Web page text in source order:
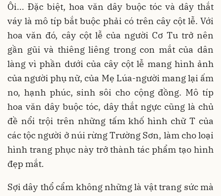
Ôi... Đặc biệt, hoa văn dây buộc tóc và dây thắt
váy là mô típ bắt buộc phải có trên cây cột lễ. Với
hoa văn đó, cây cột lễ của người Cơ Tu trở nên
gần gũi và thiêng liêng trong con mắt của dân
làng vì phần dưới của cây cột lễ mang hình ảnh
của người phụ nữ, của Mẹ Lúa-người mang lại ấm
no, hạnh phúc, sinh sôi cho cộng đồng. Mô típ
hoa văn dây buộc tóc, dây thắt ngực cũng là chủ
đề nổi trội trên những tấm khố hình chữ T của
các tộc người ở núi rừng Trường Sơn, làm cho loại
hình trang phục này trở thành tác phẩm tạo hình
đẹp mắt.
Sợi dây thổ cẩm không những là vật trang sức mà